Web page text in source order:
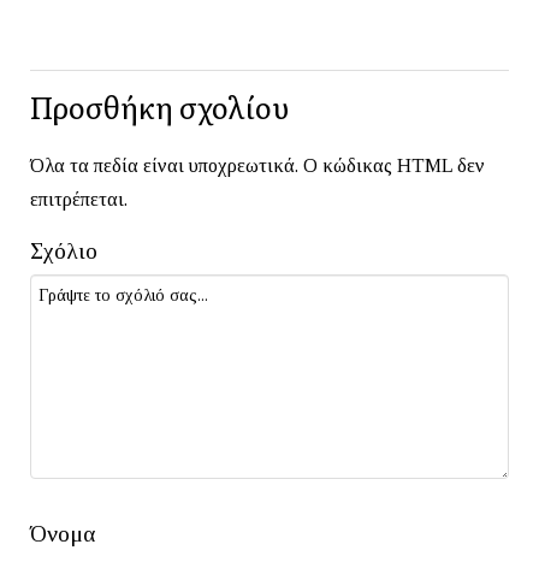
Προσθήκη σχολίου
Όλα τα πεδία είναι υποχρεωτικά. Ο κώδικας HTML δεν
επιτρέπεται.
Σχόλιο
Όνομα